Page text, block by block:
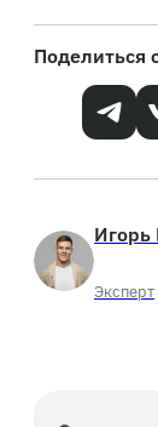
Поделиться
Игорь
Эксперт